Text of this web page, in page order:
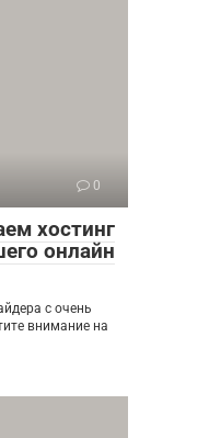
0
хостинг
онлайн
с очень
внимание на